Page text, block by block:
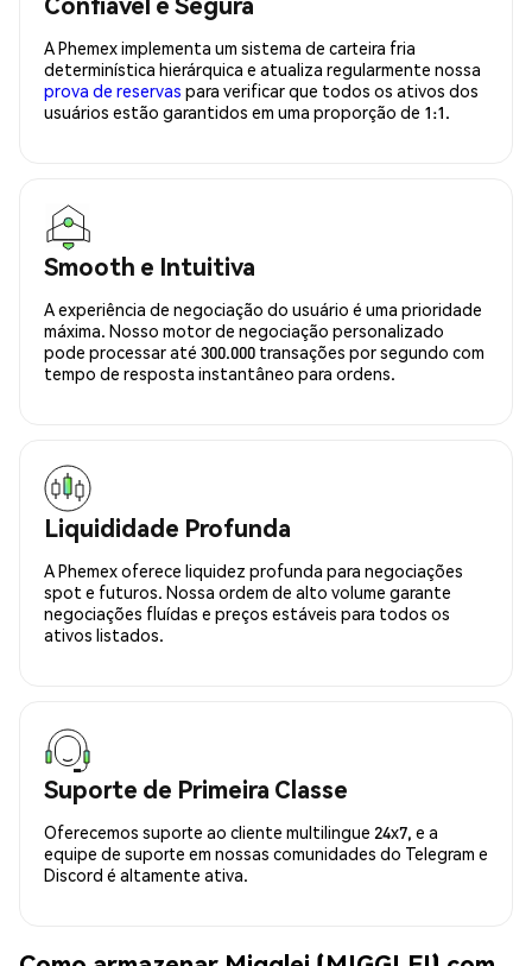
A Phemex implementa um sistema de carteira fria
determinística hierárquica e atualiza regularmente nossa
prova de reservas para verificar que todos os ativos dos
usuários estão garantidos em uma proporção de 1:1.
Smooth e Intuitiva
A experiência de negociação do usuário é uma prioridade
máxima. Nosso motor de negociação personalizado
pode processar até 300.000 transações por segundo com
tempo de resposta instantâneo para ordens.
Liquididade Profunda
A Phemex oferece liquidez profunda para negociações
spot e futuros. Nossa ordem de alto volume garante
negociações fluídas e preços estáveis para todos os
ativos listados.
Suporte de Primeira Classe
Oferecemos suporte ao cliente multilingue 24x7, e a
equipe de suporte em nossas comunidades do Telegram e
Discord é altamente ativa.